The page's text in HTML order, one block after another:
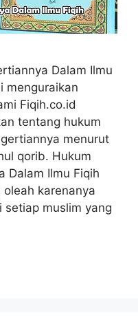
Dalam Ilmu
menguraikan
Fiqih.co.id
tentang hukum
menurut
qorib. Hukum
Dalam Ilmu Fiqih
karenanya
muslim yang